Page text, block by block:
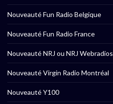
Nouveauté Fun Radio Belgique
Nouveauté Fun Radio France
Nouveauté NRJ ou NRJ Webradios
Nouveauté Virgin Radio Montréal
Nouveauté Y100